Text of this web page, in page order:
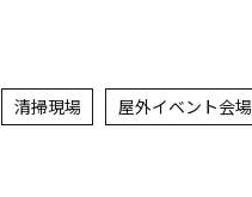
清掃現場 屋外イベント会場